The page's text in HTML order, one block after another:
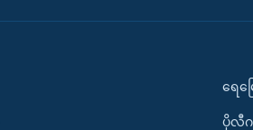
ရေမ
ပိုလီ